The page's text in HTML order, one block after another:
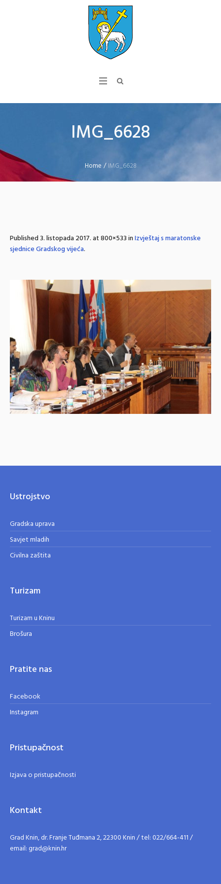
IMG_6628
Home /IMG_6628
Published3. listopada 2017.at 800×533 inIzvještaj s maratonske
sjednice Gradskog vijeća.
Ustrojstvo
Gradska uprava
Savjet mladih
Civilna zaštita
Turizam
Turizam u Kninu
Brošura
Pratite nas
Facebook
Instagram
Pristupačnost
Izjava o pristupačnosti
Kontakt
Grad Knin, dr. Franje Tuđmana 2, 22300 Knin / tel: 022/664-411 /
email: grad@knin.hr